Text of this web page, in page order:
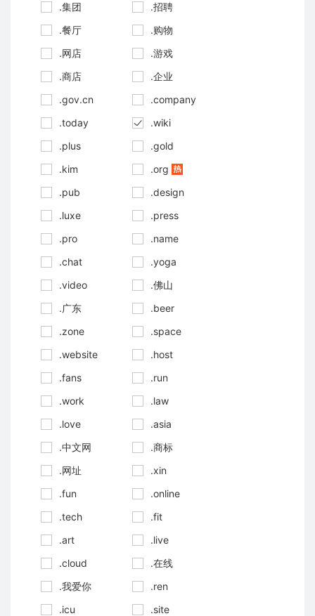
.集团
.招聘
.餐厅
.购物
.网店
.游戏
.商店
.企业
.gov.cn
.company
.today
.wiki
.plus
.gold
.kim
.org
.pub
.design
.luxe
.press
.pro
.name
.chat
.yoga
.video
.佛山
.广东
.beer
.zone
.space
.website
.host
.fans
.run
.work
.law
.love
.asia
.中文网
.商标
.网址
.xin
.fun
.online
.tech
.fit
.art
.live
.cloud
.在线
.我爱你
.ren
.icu
.site